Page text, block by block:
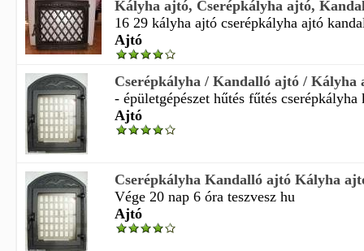
Kályha ajtó, Cserépkályha ajtó,
16 29 kályha ajtó cserépkályha ajtó
Ajtó
Cserépkályha / Kandalló ajtó / Kályha
- épületgépészet hűtés fűtés
Ajtó
Cserépkályha Kandalló ajtó Kályha
Vége 20 nap 6 óra teszvesz hu
Ajtó